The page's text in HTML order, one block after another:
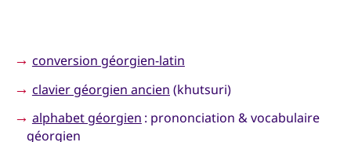
→ conversion géorgien-latin
→ clavier géorgien ancien (khutsuri)
→ alphabet géorgien : prononciation & vocabulaire
géorgien